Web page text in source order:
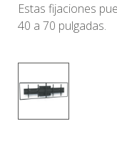
Estas fijaciones
40 a 70 pulgadas.